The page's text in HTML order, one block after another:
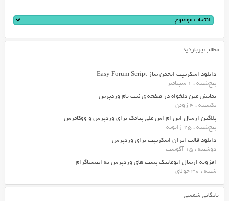
مطالب پربازدید
دانلود اسکریپت انجمن ساز Easy Forum Script
پنج‌شنبه ، 1 سپتامبر
نمایش متن دلخواه در صفحه ی ثبت نام وردپرس
یکشنبه ، 4 ژوئن
پلاگین ارسال اس ام اس ملی پیامک برای وردپرس و ووکامرس
پنج‌شنبه ، 25 ژانویه
دانلود قالب ایران اسکریپت برای وردپرس
دوشنبه ، 15 آگوست
افزونه ارسال اتوماتیک پست های وردپرس به اینستاگرام
شنبه ، 30 جولای
بایگانی شمسی